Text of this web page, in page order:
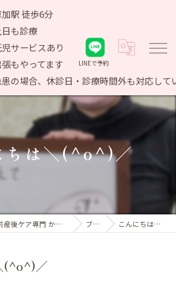
加駅 徒歩6分
日も診療
サービスあり
張もやってます
患の場合、休診日・診療時間外も対応して
LINEで予約
ちは＼(^o^)／
草加で整体なら産前産後ケア専門 かおりビューティサロン ブログ こんにちは＼(^o^)／
(^o^)／